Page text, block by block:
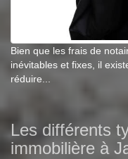
Bien que les frais de
inévitables et fixes, il
réduire...
Les différents
immobilière à